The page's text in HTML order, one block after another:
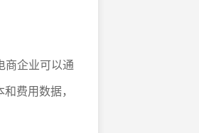
商企业可以通
费用数据，